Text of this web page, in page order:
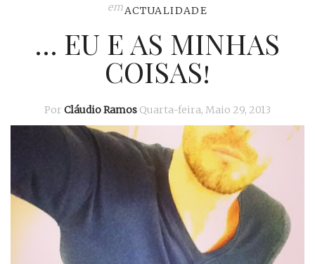
emACTUALIDADE
… EU E AS MINHAS
COISAS!
Por Cláudio Ramos Quarta-feira, Maio 29, 2013